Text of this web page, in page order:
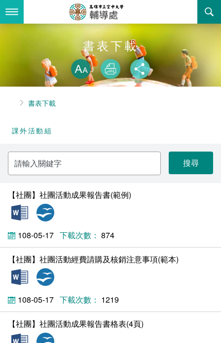
到
要
組織職掌
聯絡資訊
活動花絮
業務服務
法令規章
性別平等教育委員會
輔導處駐點心理師服務
工讀生專區
學生申訴評議委員會
人力銀行
線上報名
書表下載
回空大首頁
書表下載
略過字型切
放大
列印 分享
首頁書表下載
課外活動組
請
輸
入
關
字【社團】社團活動成果報告書(範例)
doc
108-05-17 874
【社團】社團活動經費請購及核銷注意事項(範本)
doc
108-05-17 1219
【社團】社團活動成果報告書格表(4頁)
doc